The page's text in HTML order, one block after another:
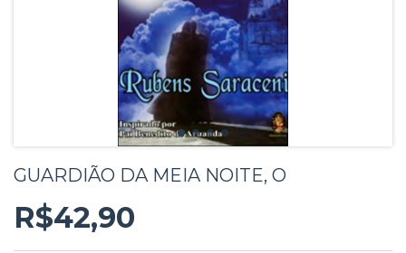
GUARDIÃO DA MEIA NOITE, O
R$42,90